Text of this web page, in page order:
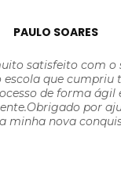
PAULO SOARES
satisfeito com o
escola que cumpriu
de forma ágil
por
minha nova